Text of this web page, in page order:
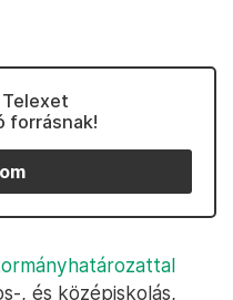
forrásnak!
, és középiskolás,